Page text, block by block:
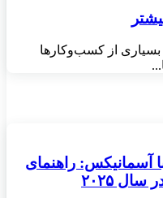
بسیاری از کسب‌وکارها
راهنمای
۲۰۲۵